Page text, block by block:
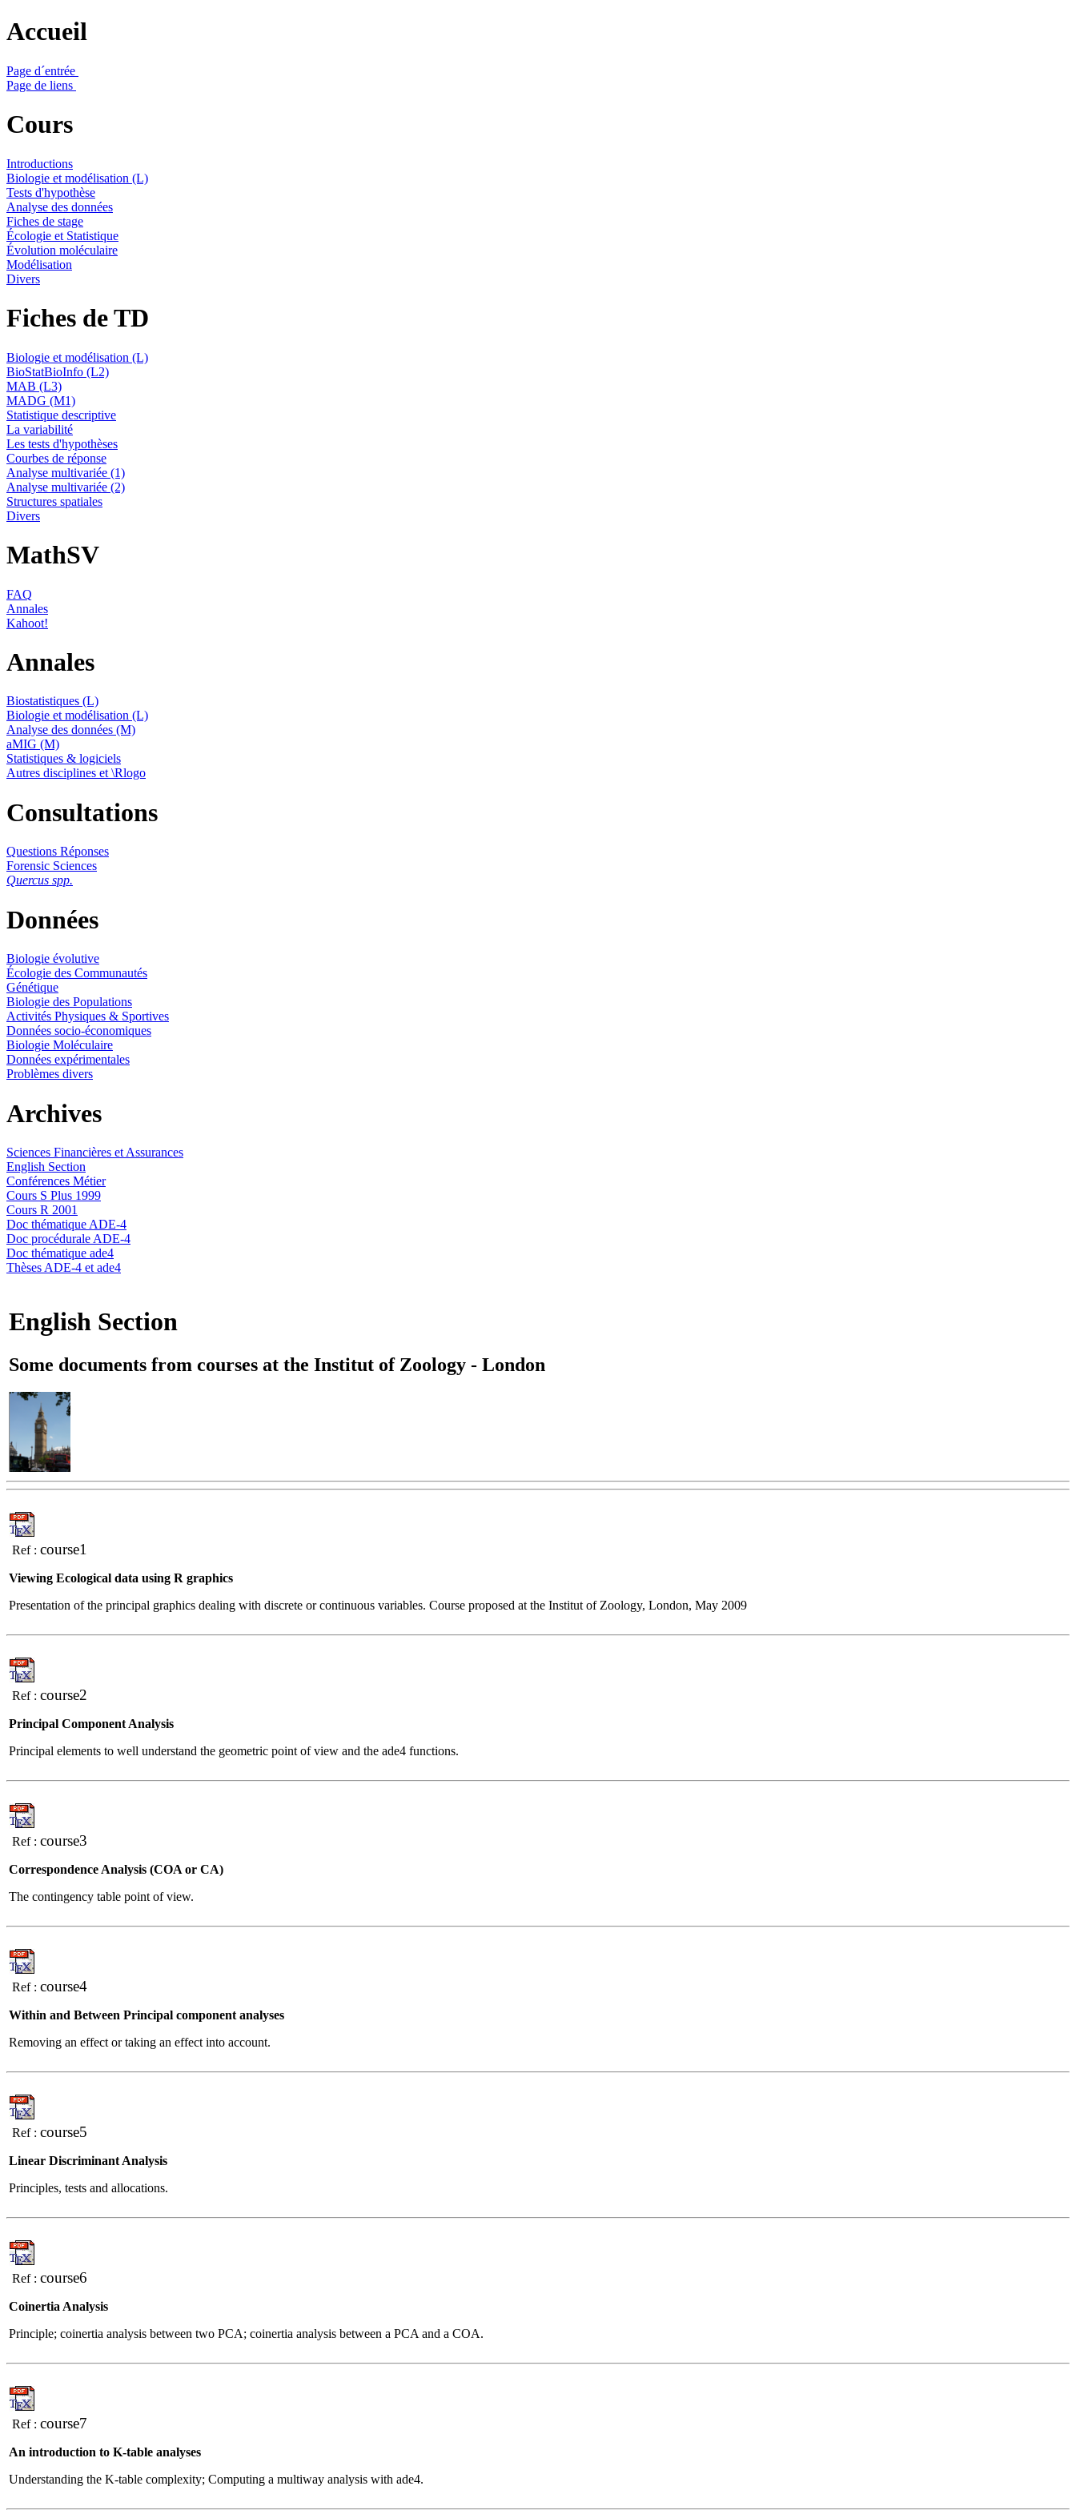
Accueil
Page d´entrée
Page de liens
Cours
Introductions
Biologie et modélisation (L)
Tests d'hypothèse
Analyse des données
Fiches de stage
Écologie et Statistique
Évolution moléculaire
Modélisation
Divers
Fiches de TD
Biologie et modélisation (L)
BioStatBioInfo (L2)
MAB (L3)
MADG (M1)
Statistique descriptive
La variabilité
Les tests d'hypothèses
Courbes de réponse
Analyse multivariée (1)
Analyse multivariée (2)
Structures spatiales
Divers
MathSV
FAQ
Annales
Kahoot!
Annales
Biostatistiques (L)
Biologie et modélisation (L)
Analyse des données (M)
aMIG (M)
Statistiques & logiciels
Autres disciplines et \Rlogo
Consultations
Questions Réponses
Forensic Sciences
Quercus spp.
Données
Biologie évolutive
Écologie des Communautés
Génétique
Biologie des Populations
Activités Physiques & Sportives
Données socio-économiques
Biologie Moléculaire
Données expérimentales
Problèmes divers
Archives
Sciences Financières et Assurances
English Section
Conférences Métier
Cours S Plus 1999
Cours R 2001
Doc thématique ADE-4
Doc procédurale ADE-4
Doc thématique ade4
Thèses ADE-4 et ade4
English Section
Some documents from courses at the Institut of Zoology - London
Ref : course1
Viewing Ecological data using R graphics
Presentation of the principal graphics dealing with discrete or continuous variables. Course proposed at the Institut of Zoology, London, May 2009
Ref : course2
Principal Component Analysis
Principal elements to well understand the geometric point of view and the ade4 functions.
Ref : course3
Correspondence Analysis (COA or CA)
The contingency table point of view.
Ref : course4
Within and Between Principal component analyses
Removing an effect or taking an effect into account.
Ref : course5
Linear Discriminant Analysis
Principles, tests and allocations.
Ref : course6
Coinertia Analysis
Principle; coinertia analysis between two PCA; coinertia analysis between a PCA and a COA.
Ref : course7
An introduction to K-table analyses
Understanding the K-table complexity; Computing a multiway analysis with ade4.